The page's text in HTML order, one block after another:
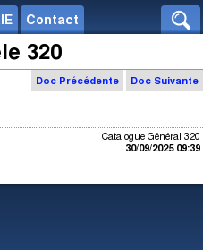
Contact
320
Doc Précédente Doc Suivante
Catalogue Général 320
30/09/2025 09:39